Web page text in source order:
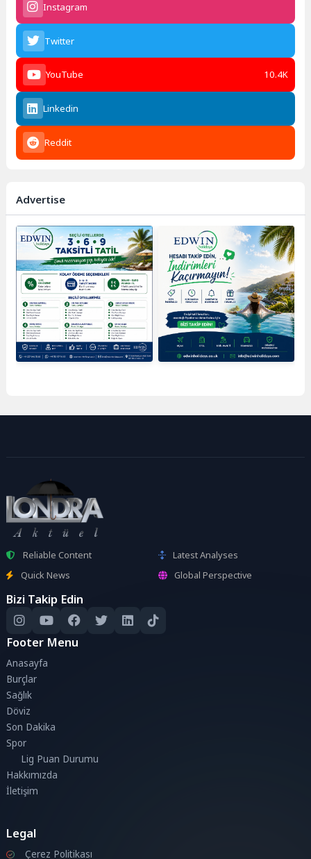
Instagram
Twitter
YouTube 10.4K
Linkedin
Reddit
Advertise
Reliable Content
Latest Analyses
Quick News
Global Perspective
Bizi Takip Edin
Footer Menu
Anasayfa
Burçlar
Sağlık
Döviz
Son Dakika
Spor
Lig Puan Durumu
Hakkımızda
İletişim
Legal
Çerez Politikası